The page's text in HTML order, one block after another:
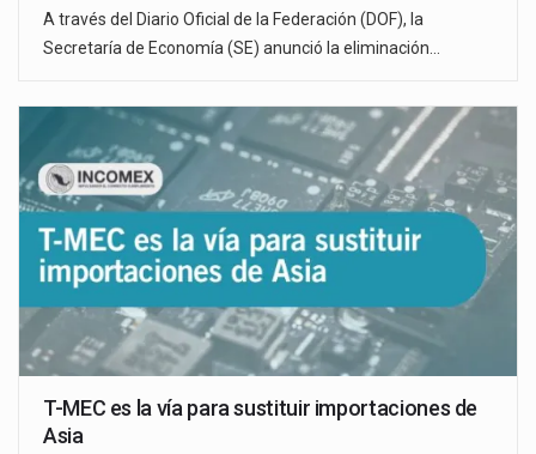
A través del Diario Oficial de la Federación (DOF), la
Secretaría de Economía (SE) anunció la eliminación…
T-MEC es la vía para sustituir importaciones de
Asia